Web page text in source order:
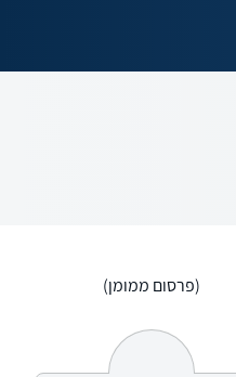
(פרסום ממומן)